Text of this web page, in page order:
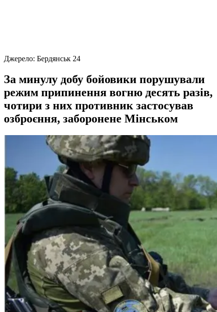
Джерело: Бердянськ 24
За минулу добу бойовики порушували
режим припинення вогню десять разів,
чотири з них противник застосував
озброєння, заборонене Мінськом